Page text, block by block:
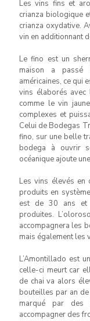
Les vins fins et
crianza biologique
crianza oxydative.
vin en additionnant
Le fino est un
maison a passé
américaines, ce qui
vins élaborés avec
comme le vin
complexes et
Celui de Bodegas
fino, sur une belle
bodega à ouvrir
océanique ajoute
Les vins élevés
produits en
est de 30 ans et
produites.
accompagnera les
mais également les
L’Amontillado est
celle-ci meurt car
de chai va alors
bouteilles par an
marqué par
accompagner des